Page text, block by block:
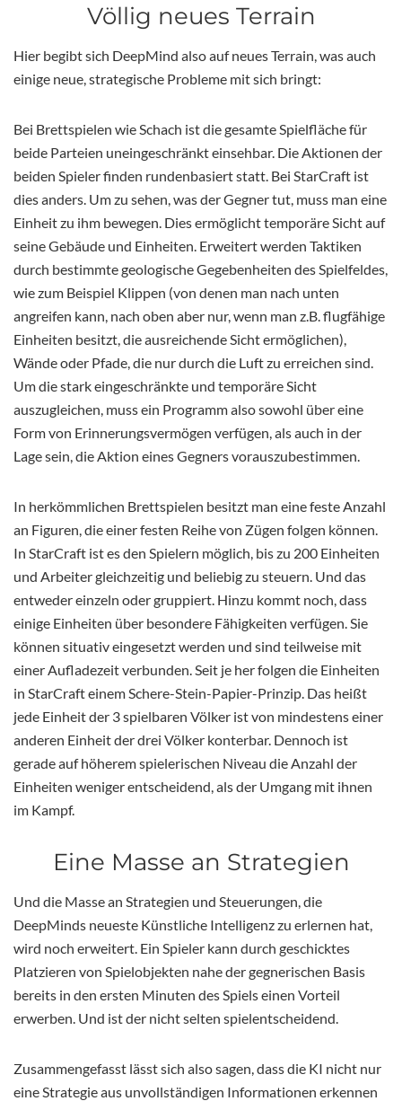
Völlig neues Terrain
Hier begibt sich DeepMind also auf neues Terrain, was auch
einige neue, strategische Probleme mit sich bringt:
Bei Brettspielen wie Schach ist die gesamte Spielfläche für
beide Parteien uneingeschränkt einsehbar. Die Aktionen der
beiden Spieler finden rundenbasiert statt. Bei StarCraft ist
dies anders. Um zu sehen, was der Gegner tut, muss man eine
Einheit zu ihm bewegen. Dies ermöglicht temporäre Sicht auf
seine Gebäude und Einheiten. Erweitert werden Taktiken
durch bestimmte geologische Gegebenheiten des Spielfeldes,
wie zum Beispiel Klippen (von denen man nach unten
angreifen kann, nach oben aber nur, wenn man z.B. flugfähige
Einheiten besitzt, die ausreichende Sicht ermöglichen),
Wände oder Pfade, die nur durch die Luft zu erreichen sind.
Um die stark eingeschränkte und temporäre Sicht
auszugleichen, muss ein Programm also sowohl über eine
Form von Erinnerungsvermögen verfügen, als auch in der
Lage sein, die Aktion eines Gegners vorauszubestimmen.
In herkömmlichen Brettspielen besitzt man eine feste Anzahl
an Figuren, die einer festen Reihe von Zügen folgen können.
In StarCraft ist es den Spielern möglich, bis zu 200 Einheiten
und Arbeiter gleichzeitig und beliebig zu steuern. Und das
entweder einzeln oder gruppiert. Hinzu kommt noch, dass
einige Einheiten über besondere Fähigkeiten verfügen. Sie
können situativ eingesetzt werden und sind teilweise mit
einer Aufladezeit verbunden. Seit je her folgen die Einheiten
in StarCraft einem Schere-Stein-Papier-Prinzip. Das heißt
jede Einheit der 3 spielbaren Völker ist von mindestens einer
anderen Einheit der drei Völker konterbar. Dennoch ist
gerade auf höherem spielerischen Niveau die Anzahl der
Einheiten weniger entscheidend, als der Umgang mit ihnen
im Kampf.
Eine Masse an Strategien
Und die Masse an Strategien und Steuerungen, die
DeepMinds neueste Künstliche Intelligenz zu erlernen hat,
wird noch erweitert. Ein Spieler kann durch geschicktes
Platzieren von Spielobjekten nahe der gegnerischen Basis
bereits in den ersten Minuten des Spiels einen Vorteil
erwerben. Und ist der nicht selten spielentscheidend.
Zusammengefasst lässt sich also sagen, dass die KI nicht nur
eine Strategie aus unvollständigen Informationen erkennen